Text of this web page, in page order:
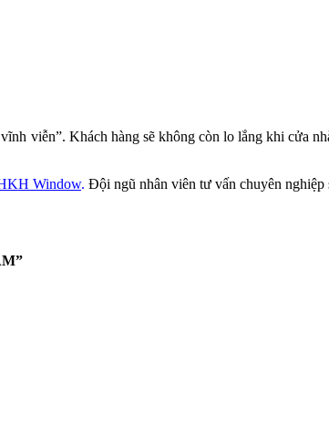
viễn”. Khách hàng sẽ không còn lo lắng khi cửa
Window. Đội ngũ nhân viên tư vấn chuyên nghiệp